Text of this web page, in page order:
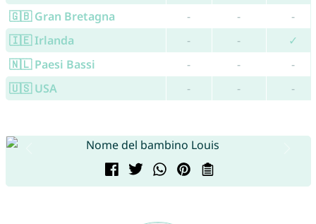
🇬🇧 Gran Bretagna
- -
-
🇮🇪 Irlanda
- -
✓
🇳🇱 Paesi Bassi
- -
-
🇺🇸 USA
- - -